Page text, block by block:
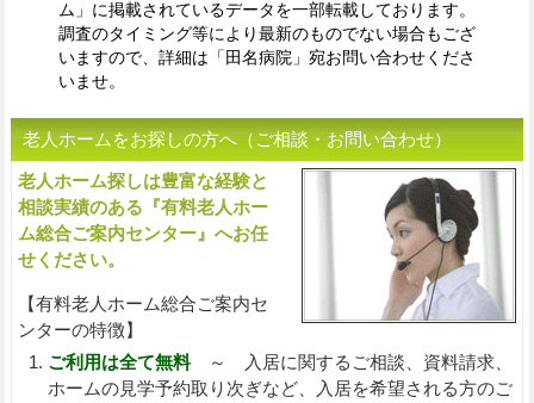
ム」に掲載されているデータを一部転載しております。
調査のタイミング等により最新のものでない場合もござ
いますので、詳細は「田名病院」宛お問い合わせくださ
いませ。
老人ホームをお探しの方へ（ご相談・お問い合わせ）
老人ホーム探しは豊富な経験と
相談実績のある『有料老人ホー
ム総合ご案内センター』へお任
せください。
【有料老人ホーム総合ご案内セ
ンターの特徴】
ご利用は全て無料～ 入居に関するご相談、資料請求、
ホームの見学予約取り次ぎなど、入居を希望される方のご